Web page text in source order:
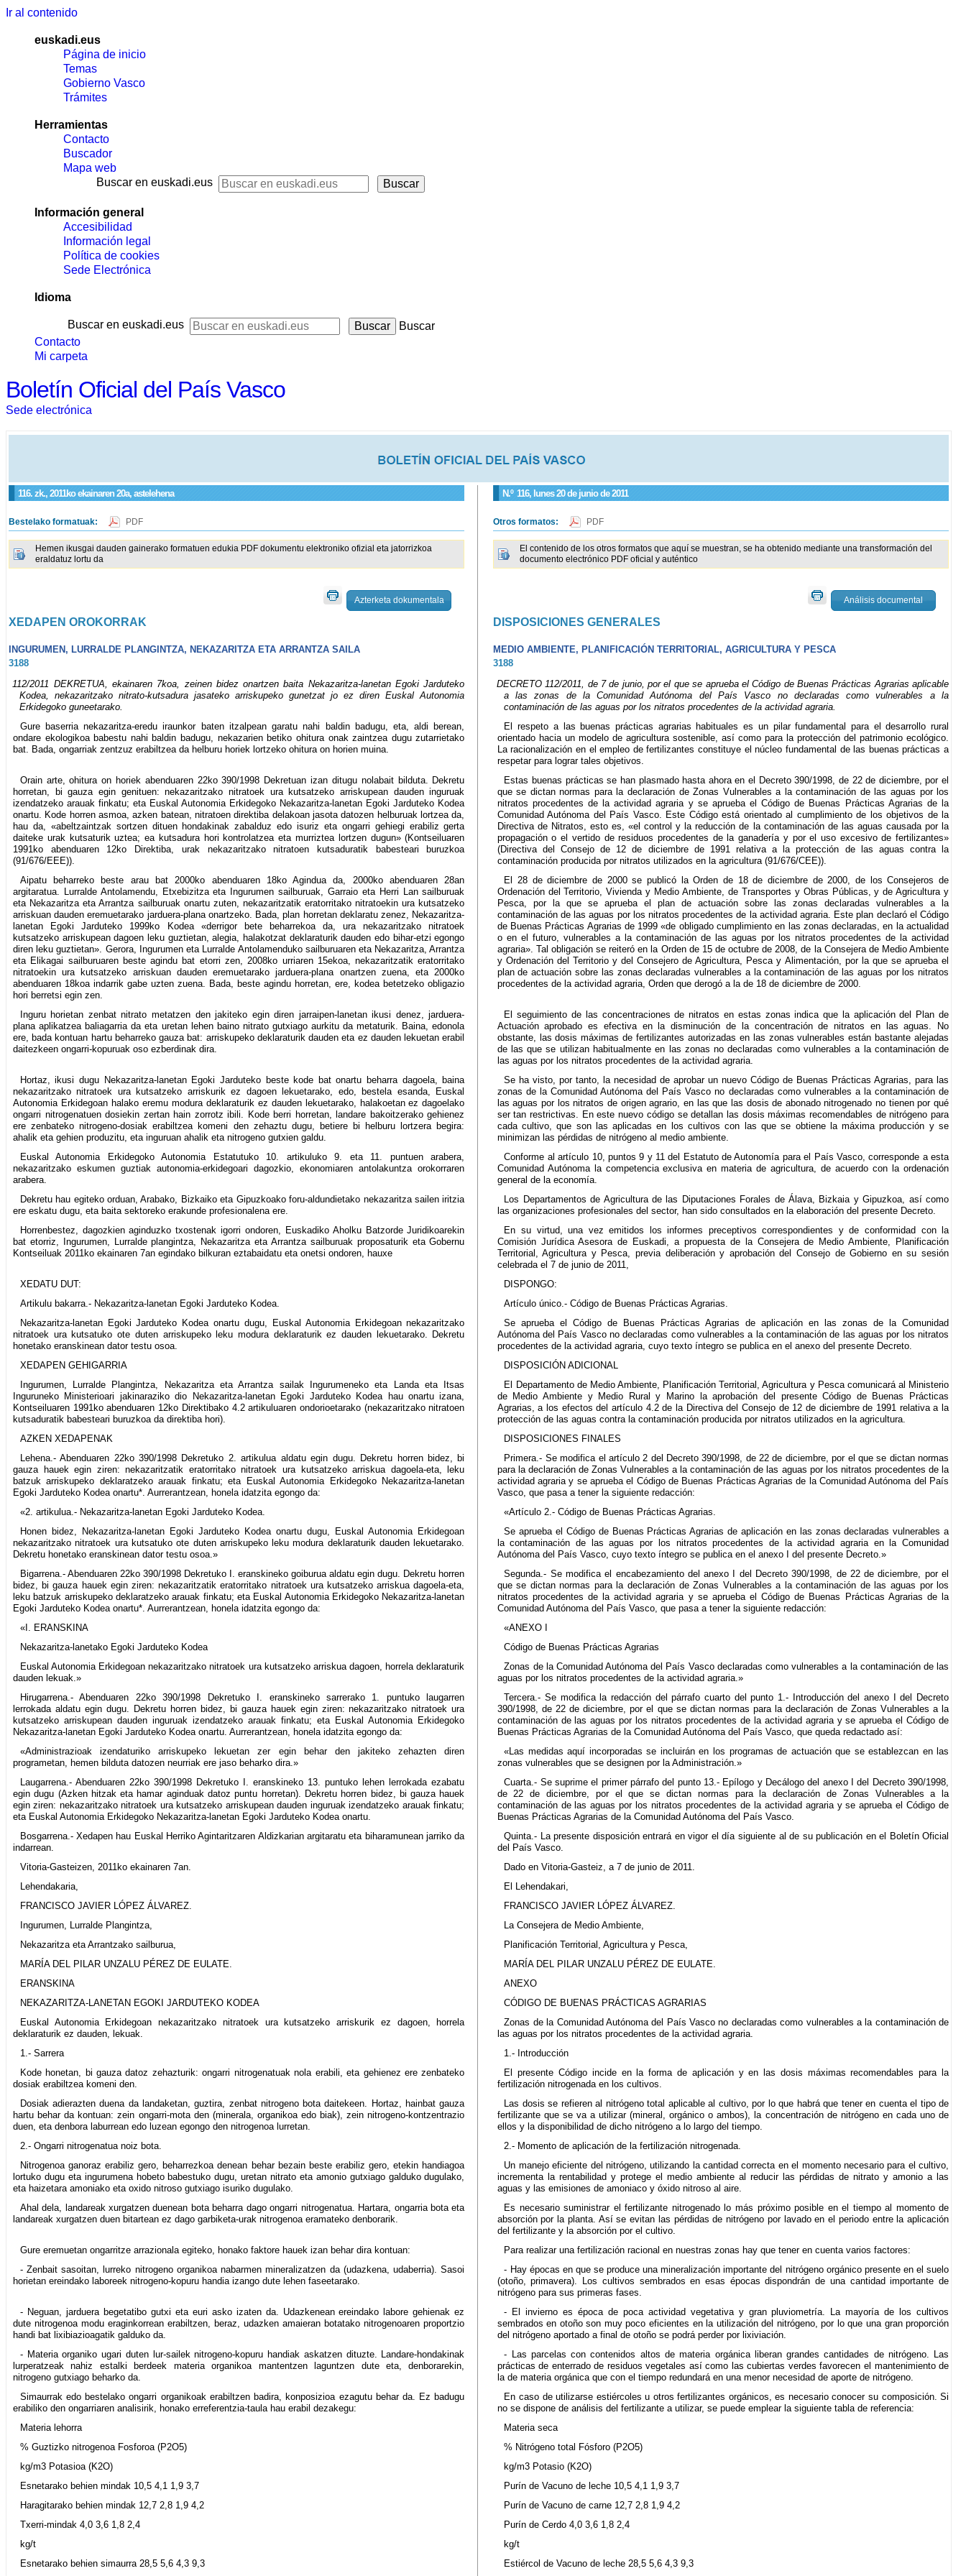
Ir al contenido
euskadi.eus
Página de inicio
Temas
Gobierno Vasco
Trámites
Herramientas
Contacto
Buscador
Mapa web
Buscar en euskadi.eus
Información general
Accesibilidad
Información legal
Política de cookies
Sede Electrónica
Idioma
Buscar en euskadi.eus
Buscar
Contacto
Mi carpeta
Boletín Oficial del País Vasco
Sede electrónica
116. zk., 2011ko ekainaren 20a, astelehena N.º 116, lunes 20 de junio de 2011
Bestelako formatuak: PDF
Hemen ikusgai dauden gainerako formatuen edukia PDF dokumentu elektroniko ofizial eta jatorrizkoa
eraldatuz lortu da
Azterketa dokumentala
Otros formatos: PDF
El contenido de los otros formatos que aquí se muestran, se ha obtenido mediante una transformación del
documento electrónico PDF oficial y auténtico
Análisis documental
XEDAPEN OROKORRAK DISPOSICIONES GENERALES
INGURUMEN, LURRALDE PLANGINTZA, NEKAZARITZA ETA ARRANTZA SAILA
MEDIO AMBIENTE, PLANIFICACIÓN TERRITORIAL, AGRICULTURA Y PESCA
3188
3188
112/2011 DEKRETUA, ekainaren 7koa, zeinen bidez onartzen baita Nekazaritza-lanetan Egoki Jarduteko
Kodea, nekazaritzako nitrato-kutsadura jasateko arriskupeko gunetzat jo ez diren Euskal Autonomia
Erkidegoko guneetarako.
DECRETO 112/2011, de 7 de junio, por el que se aprueba el Código de Buenas Prácticas Agrarias aplicable
a las zonas de la Comunidad Autónoma del País Vasco no declaradas como vulnerables a la
contaminación de las aguas por los nitratos procedentes de la actividad agraria.
Gure baserria nekazaritza-eredu iraunkor baten itzalpean garatu nahi baldin badugu, eta, aldi berean,
ondare ekologikoa babestu nahi baldin badugu, nekazarien betiko ohitura onak zaintzea dugu zutarrietako
bat. Bada, ongarriak zentzuz erabiltzea da helburu horiek lortzeko ohitura on horien muina.
El respeto a las buenas prácticas agrarias habituales es un pilar fundamental para el desarrollo rural
orientado hacia un modelo de agricultura sostenible, así como para la protección del patrimonio ecológico.
La racionalización en el empleo de fertilizantes constituye el núcleo fundamental de las buenas prácticas a
respetar para lograr tales objetivos.
Orain arte, ohitura on horiek abenduaren 22ko 390/1998 Dekretuan izan ditugu nolabait bilduta. Dekretu
horretan, bi gauza egin genituen: nekazaritzako nitratoek ura kutsatzeko arriskupean dauden inguruak
izendatzeko arauak finkatu; eta Euskal Autonomia Erkidegoko Nekazaritza-lanetan Egoki Jarduteko Kodea
onartu. Kode horren asmoa, azken batean, nitratoen direktiba delakoan jasota datozen helburuak lortzea da,
hau da, «abeltzaintzak sortzen dituen hondakinak zabalduz edo isuriz eta ongarri gehiegi erabiliz gerta
daiteke urak kutsaturik uztea; ea kutsadura hori kontrolatzea eta murriztea lortzen dugun» (Kontseiluaren
1991ko abenduaren 12ko Direktiba, urak nekazaritzako nitratoen kutsaduratik babesteari buruzkoa
(91/676/EEE)).
Estas buenas prácticas se han plasmado hasta ahora en el Decreto 390/1998, de 22 de diciembre, por el
que se dictan normas para la declaración de Zonas Vulnerables a la contaminación de las aguas por los
nitratos procedentes de la actividad agraria y se aprueba el Código de Buenas Prácticas Agrarias de la
Comunidad Autónoma del País Vasco. Este Código está orientado al cumplimiento de los objetivos de la
Directiva de Nitratos, esto es, «el control y la reducción de la contaminación de las aguas causada por la
propagación o el vertido de residuos procedentes de la ganadería y por el uso excesivo de fertilizantes»
(Directiva del Consejo de 12 de diciembre de 1991 relativa a la protección de las aguas contra la
contaminación producida por nitratos utilizados en la agricultura (91/676/CEE)).
Aipatu beharreko beste arau bat 2000ko abenduaren 18ko Agindua da, 2000ko abenduaren 28an
argitaratua. Lurralde Antolamendu, Etxebizitza eta Ingurumen sailburuak, Garraio eta Herri Lan sailburuak
eta Nekazaritza eta Arrantza sailburuak onartu zuten, nekazaritzatik eratorritako nitratoekin ura kutsatzeko
arriskuan dauden eremuetarako jarduera-plana onartzeko. Bada, plan horretan deklaratu zenez, Nekazaritza-
lanetan Egoki Jarduteko 1999ko Kodea «derrigor bete beharrekoa da, ura nekazaritzako nitratoek
kutsatzeko arriskupean dagoen leku guztietan, alegia, halakotzat deklaraturik dauden edo bihar-etzi egongo
diren leku guztietan». Gerora, Ingurumen eta Lurralde Antolamenduko sailburuaren eta Nekazaritza, Arrantza
eta Elikagai sailburuaren beste agindu bat etorri zen, 2008ko urriaren 15ekoa, nekazaritzatik eratorritako
nitratoekin ura kutsatzeko arriskuan dauden eremuetarako jarduera-plana onartzen zuena, eta 2000ko
abenduaren 18koa indarrik gabe uzten zuena. Bada, beste agindu horretan, ere, kodea betetzeko obligazio
hori berretsi egin zen.
El 28 de diciembre de 2000 se publicó la Orden de 18 de diciembre de 2000, de los Consejeros de
Ordenación del Territorio, Vivienda y Medio Ambiente, de Transportes y Obras Públicas, y de Agricultura y
Pesca, por la que se aprueba el plan de actuación sobre las zonas declaradas vulnerables a la
contaminación de las aguas por los nitratos procedentes de la actividad agraria. Este plan declaró el Código
de Buenas Prácticas Agrarias de 1999 «de obligado cumplimiento en las zonas declaradas, en la actualidad
o en el futuro, vulnerables a la contaminación de las aguas por los nitratos procedentes de la actividad
agraria». Tal obligación se reiteró en la Orden de 15 de octubre de 2008, de la Consejera de Medio Ambiente
y Ordenación del Territorio y del Consejero de Agricultura, Pesca y Alimentación, por la que se aprueba el
plan de actuación sobre las zonas declaradas vulnerables a la contaminación de las aguas por los nitratos
procedentes de la actividad agraria, Orden que derogó a la de 18 de diciembre de 2000.
Inguru horietan zenbat nitrato metatzen den jakiteko egin diren jarraipen-lanetan ikusi denez, jarduera-
plana aplikatzea baliagarria da eta uretan lehen baino nitrato gutxiago aurkitu da metaturik. Baina, edonola
ere, bada kontuan hartu beharreko gauza bat: arriskupeko deklaraturik dauden eta ez dauden lekuetan erabil
daitezkeen ongarri-kopuruak oso ezberdinak dira.
El seguimiento de las concentraciones de nitratos en estas zonas indica que la aplicación del Plan de
Actuación aprobado es efectiva en la disminución de la concentración de nitratos en las aguas. No
obstante, las dosis máximas de fertilizantes autorizadas en las zonas vulnerables están bastante alejadas
de las que se utilizan habitualmente en las zonas no declaradas como vulnerables a la contaminación de
las aguas por los nitratos procedentes de la actividad agraria.
Hortaz, ikusi dugu Nekazaritza-lanetan Egoki Jarduteko beste kode bat onartu beharra dagoela, baina
nekazaritzako nitratoek ura kutsatzeko arriskurik ez dagoen lekuetarako, edo, bestela esanda, Euskal
Autonomia Erkidegoan halako eremu modura deklaraturik ez dauden lekuetarako, halakoetan ez dagoelako
ongarri nitrogenatuen dosiekin zertan hain zorrotz ibili. Kode berri horretan, landare bakoitzerako gehienez
ere zenbateko nitrogeno-dosiak erabiltzea komeni den zehaztu dugu, betiere bi helburu lortzera begira:
ahalik eta gehien produzitu, eta inguruan ahalik eta nitrogeno gutxien galdu.
Se ha visto, por tanto, la necesidad de aprobar un nuevo Código de Buenas Prácticas Agrarias, para las
zonas de la Comunidad Autónoma del País Vasco no declaradas como vulnerables a la contaminación de
las aguas por los nitratos de origen agrario, en las que las dosis de abonado nitrogenado no tienen por qué
ser tan restrictivas. En este nuevo código se detallan las dosis máximas recomendables de nitrógeno para
cada cultivo, que son las aplicadas en los cultivos con las que se obtiene la máxima producción y se
minimizan las pérdidas de nitrógeno al medio ambiente.
Euskal Autonomia Erkidegoko Autonomia Estatutuko 10. artikuluko 9. eta 11. puntuen arabera,
nekazaritzako eskumen guztiak autonomia-erkidegoari dagozkio, ekonomiaren antolakuntza orokorraren
arabera.
Conforme al artículo 10, puntos 9 y 11 del Estatuto de Autonomía para el País Vasco, corresponde a esta
Comunidad Autónoma la competencia exclusiva en materia de agricultura, de acuerdo con la ordenación
general de la economía.
Dekretu hau egiteko orduan, Arabako, Bizkaiko eta Gipuzkoako foru-aldundietako nekazaritza sailen iritzia
ere eskatu dugu, eta baita sektoreko erakunde profesionalena ere.
Los Departamentos de Agricultura de las Diputaciones Forales de Álava, Bizkaia y Gipuzkoa, así como
las organizaciones profesionales del sector, han sido consultados en la elaboración del presente Decreto.
Horrenbestez, dagozkien aginduzko txostenak igorri ondoren, Euskadiko Aholku Batzorde Juridikoarekin
bat etorriz, Ingurumen, Lurralde plangintza, Nekazaritza eta Arrantza sailburuak proposaturik eta Gobernu
Kontseiluak 2011ko ekainaren 7an egindako bilkuran eztabaidatu eta onetsi ondoren, hauxe
En su virtud, una vez emitidos los informes preceptivos correspondientes y de conformidad con la
Comisión Jurídica Asesora de Euskadi, a propuesta de la Consejera de Medio Ambiente, Planificación
Territorial, Agricultura y Pesca, previa deliberación y aprobación del Consejo de Gobierno en su sesión
celebrada el 7 de junio de 2011,
XEDATU DUT:
DISPONGO:
Artikulu bakarra.- Nekazaritza-lanetan Egoki Jarduteko Kodea.
Artículo único.- Código de Buenas Prácticas Agrarias.
Nekazaritza-lanetan Egoki Jarduteko Kodea onartu dugu, Euskal Autonomia Erkidegoan nekazaritzako
nitratoek ura kutsatuko ote duten arriskupeko leku modura deklaraturik ez dauden lekuetarako. Dekretu
honetako eranskinean dator testu osoa.
Se aprueba el Código de Buenas Prácticas Agrarias de aplicación en las zonas de la Comunidad
Autónoma del País Vasco no declaradas como vulnerables a la contaminación de las aguas por los nitratos
procedentes de la actividad agraria, cuyo texto íntegro se publica en el anexo del presente Decreto.
XEDAPEN GEHIGARRIA
DISPOSICIÓN ADICIONAL
Ingurumen, Lurralde Plangintza, Nekazaritza eta Arrantza sailak Ingurumeneko eta Landa eta Itsas
Inguruneko Ministerioari jakinaraziko dio Nekazaritza-lanetan Egoki Jarduteko Kodea hau onartu izana,
Kontseiluaren 1991ko abenduaren 12ko Direktibako 4.2 artikuluaren ondorioetarako (nekazaritzako nitratoen
kutsaduratik babesteari buruzkoa da direktiba hori).
El Departamento de Medio Ambiente, Planificación Territorial, Agricultura y Pesca comunicará al Ministerio
de Medio Ambiente y Medio Rural y Marino la aprobación del presente Código de Buenas Prácticas
Agrarias, a los efectos del artículo 4.2 de la Directiva del Consejo de 12 de diciembre de 1991 relativa a la
protección de las aguas contra la contaminación producida por nitratos utilizados en la agricultura.
AZKEN XEDAPENAK
DISPOSICIONES FINALES
Lehena.- Abenduaren 22ko 390/1998 Dekretuko 2. artikulua aldatu egin dugu. Dekretu horren bidez, bi
gauza hauek egin ziren: nekazaritzatik eratorritako nitratoek ura kutsatzeko arriskua dagoela-eta, leku
batzuk arriskupeko deklaratzeko arauak finkatu; eta Euskal Autonomia Erkidegoko Nekazaritza-lanetan
Egoki Jarduteko Kodea onartu*. Aurrerantzean, honela idatzita egongo da:
Primera.- Se modifica el artículo 2 del Decreto 390/1998, de 22 de diciembre, por el que se dictan normas
para la declaración de Zonas Vulnerables a la contaminación de las aguas por los nitratos procedentes de la
actividad agraria y se aprueba el Código de Buenas Prácticas Agrarias de la Comunidad Autónoma del País
Vasco, que pasa a tener la siguiente redacción:
«2. artikulua.- Nekazaritza-lanetan Egoki Jarduteko Kodea.
«Artículo 2.- Código de Buenas Prácticas Agrarias.
Honen bidez, Nekazaritza-lanetan Egoki Jarduteko Kodea onartu dugu, Euskal Autonomia Erkidegoan
nekazaritzako nitratoek ura kutsatuko ote duten arriskupeko leku modura deklaraturik dauden lekuetarako.
Dekretu honetako eranskinean dator testu osoa.»
Se aprueba el Código de Buenas Prácticas Agrarias de aplicación en las zonas declaradas vulnerables a
la contaminación de las aguas por los nitratos procedentes de la actividad agraria en la Comunidad
Autónoma del País Vasco, cuyo texto íntegro se publica en el anexo I del presente Decreto.»
Bigarrena.- Abenduaren 22ko 390/1998 Dekretuko I. eranskineko goiburua aldatu egin dugu. Dekretu horren
bidez, bi gauza hauek egin ziren: nekazaritzatik eratorritako nitratoek ura kutsatzeko arriskua dagoela-eta,
leku batzuk arriskupeko deklaratzeko arauak finkatu; eta Euskal Autonomia Erkidegoko Nekazaritza-lanetan
Egoki Jarduteko Kodea onartu*. Aurrerantzean, honela idatzita egongo da:
Segunda.- Se modifica el encabezamiento del anexo I del Decreto 390/1998, de 22 de diciembre, por el
que se dictan normas para la declaración de Zonas Vulnerables a la contaminación de las aguas por los
nitratos procedentes de la actividad agraria y se aprueba el Código de Buenas Prácticas Agrarias de la
Comunidad Autónoma del País Vasco, que pasa a tener la siguiente redacción:
«I. ERANSKINA
«ANEXO I
Nekazaritza-lanetako Egoki Jarduteko Kodea
Código de Buenas Prácticas Agrarias
Euskal Autonomia Erkidegoan nekazaritzako nitratoek ura kutsatzeko arriskua dagoen, horrela deklaraturik
dauden lekuak.»
Zonas de la Comunidad Autónoma del País Vasco declaradas como vulnerables a la contaminación de las
aguas por los nitratos procedentes de la actividad agraria.»
Hirugarrena.- Abenduaren 22ko 390/1998 Dekretuko I. eranskineko sarrerako 1. puntuko laugarren
lerrokada aldatu egin dugu. Dekretu horren bidez, bi gauza hauek egin ziren: nekazaritzako nitratoek ura
kutsatzeko arriskupean dauden inguruak izendatzeko arauak finkatu; eta Euskal Autonomia Erkidegoko
Nekazaritza-lanetan Egoki Jarduteko Kodea onartu. Aurrerantzean, honela idatzita egongo da:
Tercera.- Se modifica la redacción del párrafo cuarto del punto 1.- Introducción del anexo I del Decreto
390/1998, de 22 de diciembre, por el que se dictan normas para la declaración de Zonas Vulnerables a la
contaminación de las aguas por los nitratos procedentes de la actividad agraria y se aprueba el Código de
Buenas Prácticas Agrarias de la Comunidad Autónoma del País Vasco, que queda redactado así:
«Administrazioak izendaturiko arriskupeko lekuetan zer egin behar den jakiteko zehazten diren
programetan, hemen bilduta datozen neurriak ere jaso beharko dira.»
«Las medidas aquí incorporadas se incluirán en los programas de actuación que se establezcan en las
zonas vulnerables que se designen por la Administración.»
Laugarrena.- Abenduaren 22ko 390/1998 Dekretuko I. eranskineko 13. puntuko lehen lerrokada ezabatu
egin dugu (Azken hitzak eta hamar aginduak datoz puntu horretan). Dekretu horren bidez, bi gauza hauek
egin ziren: nekazaritzako nitratoek ura kutsatzeko arriskupean dauden inguruak izendatzeko arauak finkatu;
eta Euskal Autonomia Erkidegoko Nekazaritza-lanetan Egoki Jarduteko Kodea onartu.
Cuarta.- Se suprime el primer párrafo del punto 13.- Epílogo y Decálogo del anexo I del Decreto 390/1998,
de 22 de diciembre, por el que se dictan normas para la declaración de Zonas Vulnerables a la
contaminación de las aguas por los nitratos procedentes de la actividad agraria y se aprueba el Código de
Buenas Prácticas Agrarias de la Comunidad Autónoma del País Vasco.
Bosgarrena.- Xedapen hau Euskal Herriko Agintaritzaren Aldizkarian argitaratu eta biharamunean jarriko da
indarrean.
Quinta.- La presente disposición entrará en vigor el día siguiente al de su publicación en el Boletín Oficial
del País Vasco.
Vitoria-Gasteizen, 2011ko ekainaren 7an.
Dado en Vitoria-Gasteiz, a 7 de junio de 2011.
Lehendakaria,
El Lehendakari,
FRANCISCO JAVIER LÓPEZ ÁLVAREZ.
FRANCISCO JAVIER LÓPEZ ÁLVAREZ.
Ingurumen, Lurralde Plangintza,
La Consejera de Medio Ambiente,
Nekazaritza eta Arrantzako sailburua,
Planificación Territorial, Agricultura y Pesca,
MARÍA DEL PILAR UNZALU PÉREZ DE EULATE.
MARÍA DEL PILAR UNZALU PÉREZ DE EULATE.
ERANSKINA
ANEXO
NEKAZARITZA-LANETAN EGOKI JARDUTEKO KODEA
CÓDIGO DE BUENAS PRÁCTICAS AGRARIAS
Euskal Autonomia Erkidegoan nekazaritzako nitratoek ura kutsatzeko arriskurik ez dagoen, horrela
deklaraturik ez dauden, lekuak.
Zonas de la Comunidad Autónoma del País Vasco no declaradas como vulnerables a la contaminación de
las aguas por los nitratos procedentes de la actividad agraria.
1.- Sarrera
1.- Introducción
Kode honetan, bi gauza datoz zehazturik: ongarri nitrogenatuak nola erabili, eta gehienez ere zenbateko
dosiak erabiltzea komeni den.
El presente Código incide en la forma de aplicación y en las dosis máximas recomendables para la
fertilización nitrogenada en los cultivos.
Dosiak adierazten duena da landaketan, guztira, zenbat nitrogeno bota daitekeen. Hortaz, hainbat gauza
hartu behar da kontuan: zein ongarri-mota den (minerala, organikoa edo biak), zein nitrogeno-kontzentrazio
duen, eta denbora laburrean edo luzean egongo den nitrogenoa lurretan.
Las dosis se refieren al nitrógeno total aplicable al cultivo, por lo que habrá que tener en cuenta el tipo de
fertilizante que se va a utilizar (mineral, orgánico o ambos), la concentración de nitrógeno en cada uno de
ellos y la disponibilidad de dicho nitrógeno a lo largo del tiempo.
2.- Ongarri nitrogenatua noiz bota.
2.- Momento de aplicación de la fertilización nitrogenada.
Nitrogenoa ganoraz erabiliz gero, beharrezkoa denean behar bezain beste erabiliz gero, etekin handiagoa
lortuko dugu eta ingurumena hobeto babestuko dugu, uretan nitrato eta amonio gutxiago galduko dugulako,
eta haizetara amoniako eta oxido nitroso gutxiago isuriko dugulako.
Un manejo eficiente del nitrógeno, utilizando la cantidad correcta en el momento necesario para el cultivo,
incrementa la rentabilidad y protege el medio ambiente al reducir las pérdidas de nitrato y amonio a las
aguas y las emisiones de amoniaco y óxido nitroso al aire.
Ahal dela, landareak xurgatzen duenean bota beharra dago ongarri nitrogenatua. Hartara, ongarria bota eta
landareak xurgatzen duen bitartean ez dago garbiketa-urak nitrogenoa eramateko denborarik.
Es necesario suministrar el fertilizante nitrogenado lo más próximo posible en el tiempo al momento de
absorción por la planta. Así se evitan las pérdidas de nitrógeno por lavado en el periodo entre la aplicación
del fertilizante y la absorción por el cultivo.
Gure eremuetan ongarritze arrazionala egiteko, honako faktore hauek izan behar dira kontuan:
Para realizar una fertilización racional en nuestras zonas hay que tener en cuenta varios factores:
- Zenbait sasoitan, lurreko nitrogeno organikoa nabarmen mineralizatzen da (udazkena, udaberria). Sasoi
horietan ereindako laboreek nitrogeno-kopuru handia izango dute lehen faseetarako.
- Hay épocas en que se produce una mineralización importante del nitrógeno orgánico presente en el suelo
(otoño, primavera). Los cultivos sembrados en esas épocas dispondrán de una cantidad importante de
nitrógeno para sus primeras fases.
- Neguan, jarduera begetatibo gutxi eta euri asko izaten da. Udazkenean ereindako labore gehienak ez
dute nitrogenoa modu eraginkorrean erabiltzen, beraz, udazken amaieran botatako nitrogenoaren proportzio
handi bat lixibiazioagatik galduko da.
- El invierno es época de poca actividad vegetativa y gran pluviometría. La mayoría de los cultivos
sembrados en otoño son muy poco eficientes en la utilización del nitrógeno, por lo que una gran proporción
del nitrógeno aportado a final de otoño se podrá perder por lixiviación.
- Materia organiko ugari duten lur-sailek nitrogeno-kopuru handiak askatzen dituzte. Landare-hondakinak
lurperatzeak nahiz estalki berdeek materia organikoa mantentzen laguntzen dute eta, denborarekin,
nitrogeno gutxiago beharko da.
- Las parcelas con contenidos altos de materia orgánica liberan grandes cantidades de nitrógeno. Las
prácticas de enterrado de residuos vegetales así como las cubiertas verdes favorecen el mantenimiento de
la de materia orgánica que con el tiempo redundará en una menor necesidad de aporte de nitrógeno.
Simaurrak edo bestelako ongarri organikoak erabiltzen badira, konposizioa ezagutu behar da. Ez badugu
erabiliko den ongarriaren analisirik, honako erreferentzia-taula hau erabil dezakegu:
En caso de utilizarse estiércoles u otros fertilizantes orgánicos, es necesario conocer su composición. Si
no se dispone de análisis del fertilizante a utilizar, se puede emplear la siguiente tabla de referencia:
Materia lehorra
Materia seca
% Guztizko nitrogenoa Fosforoa (P2O5)
% Nitrógeno total Fósforo (P2O5)
kg/m3 Potasioa (K2O)
kg/m3 Potasio (K2O)
Esnetarako behien mindak 10,5 4,1 1,9 3,7
Purín de Vacuno de leche 10,5 4,1 1,9 3,7
Haragitarako behien mindak 12,7 2,8 1,9 4,2
Purín de Vacuno de carne 12,7 2,8 1,9 4,2
Txerri-mindak 4,0 3,6 1,8 2,4
Purín de Cerdo 4,0 3,6 1,8 2,4
kg/t
kg/t
Esnetarako behien simaurra 28,5 5,6 4,3 9,3
Estiércol de Vacuno de leche 28,5 5,6 4,3 9,3